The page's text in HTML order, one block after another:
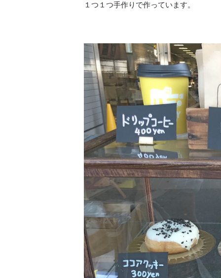
１つ１つ手作りで作っています。